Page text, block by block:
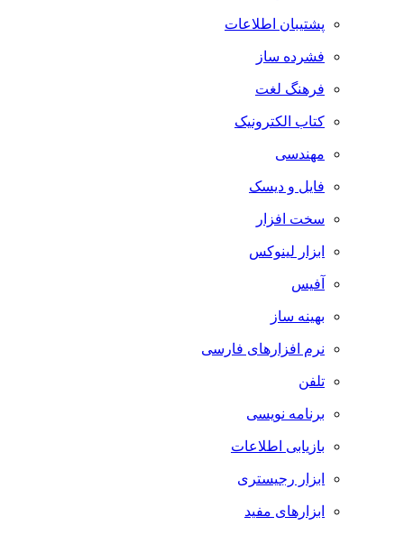
پشتیبان اطلاعات
فشرده ساز
فرهنگ لغت
کتاب الکترونیک
مهندسی
فایل و دیسک
سخت افزار
ابزار لینوکس
آفیس
بهینه ساز
نرم افزارهای فارسی
تلفن
برنامه نویسی
بازیابی اطلاعات
ابزار رجیستری
ابزارهای مفید